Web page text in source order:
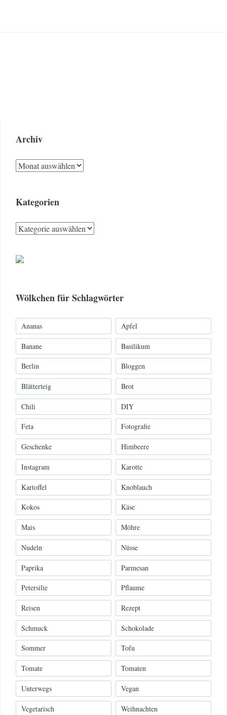
Archiv
Archiv
Kategorien
Kategorien
Wölkchen für Schlagwörter
Ananas Apfel
Banane Basilikum
Berlin Bloggen
Blätterteig Brot
Chili DIY
Feta Fotografie
Geschenke Himbeere
Instagram Karotte
Kartoffel Knoblauch
Kokos Käse
Mais Möhre
Nudeln Nüsse
Paprika Parmesan
Petersilie Pflaume
Reisen Rezept
Schmuck Schokolade
Sommer Tofu
Tomate Tomaten
Unterwegs Vegan
Vegetarisch Weihnachten